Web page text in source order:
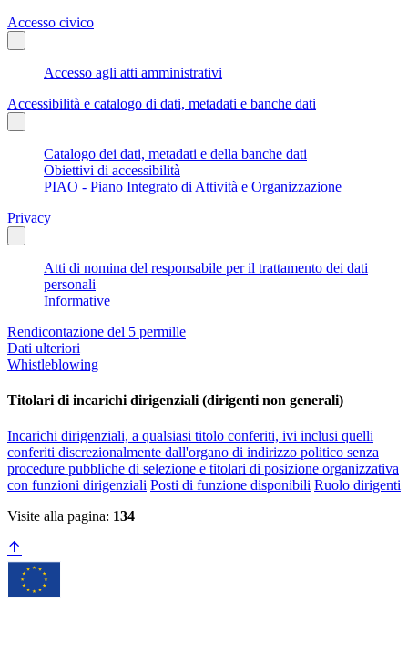
Accesso civico
Accesso agli atti amministrativi
Accessibilità e catalogo di dati, metadati e banche dati
Catalogo dei dati, metadati e della banche dati
Obiettivi di accessibilità
PIAO - Piano Integrato di Attività e Organizzazione
Privacy
Atti di nomina del responsabile per il trattamento dei dati
personali
Informative
Rendicontazione del 5 permille
Dati ulteriori
Whistleblowing
Titolari di incarichi dirigenziali (dirigenti non generali)
Incarichi dirigenziali, a qualsiasi titolo conferiti, ivi inclusi quelli
conferiti discrezionalmente dall'organo di indirizzo politico senza
procedure pubbliche di selezione e titolari di posizione organizzativa
con funzioni dirigenziali Posti di funzione disponibili Ruolo dirigenti
Visite alla pagina: 134